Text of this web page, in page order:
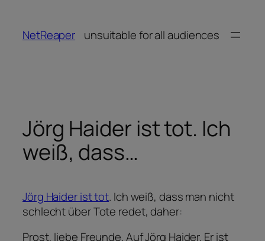
springen
NetReaper unsuitable for all audiences
Jörg Haider ist tot. Ich
weiß, dass…
Jörg Haider ist tot. Ich weiß, dass man nicht
schlecht über Tote redet, daher:
Prost, liebe Freunde. Auf Jörg Haider. Er ist